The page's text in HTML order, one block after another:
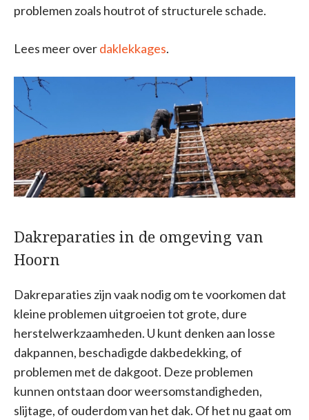
problemen zoals houtrot of structurele schade.
Lees meer overdaklekkages.
Dakreparaties in de omgeving van
Hoorn
Dakreparaties zijn vaak nodig om te voorkomen dat
kleine problemen uitgroeien tot grote, dure
herstelwerkzaamheden. U kunt denken aan losse
dakpannen, beschadigde dakbedekking, of
problemen met de dakgoot. Deze problemen
kunnen ontstaan door weersomstandigheden,
slijtage, of ouderdom van het dak. Of het nu gaat om